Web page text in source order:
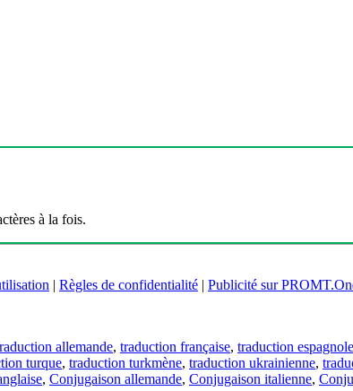
à la fois.
| Règles de confidentialité | Publicité sur
allemande, traduction française, traduction espagnole
turque, traduction turkmène, traduction ukrainienne,
, Conjugaison allemande, Conjugaison italienne,